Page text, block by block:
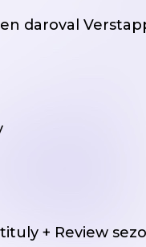
daroval
+ Review